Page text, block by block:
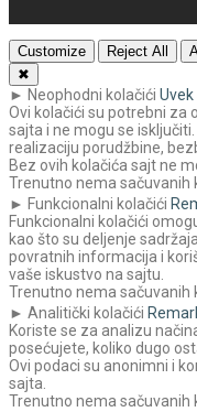
Customize Reject All
✖
► Neophodni kolačići
Ovi kolačići su potrebni za
sajta i ne mogu se
realizaciju porudžbine,
Bez ovih kolačića sajt ne
Trenutno nema sačuvanih
► Funkcionalni kolačići
Funkcionalni kolačići
kao što su deljenje
povratnih informacija i
vaše iskustvo na sajtu.
Trenutno nema sačuvanih
► Analitički kolačići
Koriste se za analizu
posećujete, koliko dugo
Ovi podaci su anonimni i
sajta.
Trenutno nema sačuvanih